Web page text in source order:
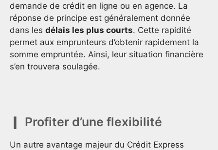
demande de crédit en ligne ou en agence. La
réponse de principe est généralement donnée
dans les délais les plus courts. Cette rapidité
permet aux emprunteurs d’obtenir rapidement la
somme empruntée. Ainsi, leur situation financière
s’en trouvera soulagée.
Profiter d’une flexibilité
Un autre avantage majeur du Crédit Express